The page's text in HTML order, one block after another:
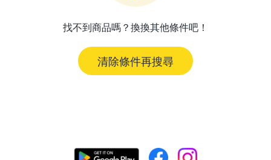
找不到商品嗎？換換其他條件吧！
清除條件再搜尋